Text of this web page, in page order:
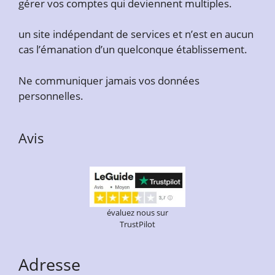
gérer vos comptes qui deviennent multiples.
un site indépendant de services et n’est en aucun
cas l’émanation d’un quelconque établissement.
Ne communiquer jamais vos données
personnelles.
Avis
évaluez nous sur
TrustPilot
Adresse